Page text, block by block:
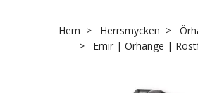
Hem Herrsmycken
Emir | Örhänge |